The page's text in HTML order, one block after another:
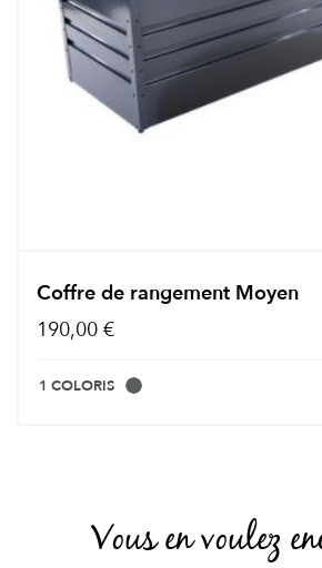
Coffre de rangement Moyen
190,00 €
1 COLORIS
Vous en voulez